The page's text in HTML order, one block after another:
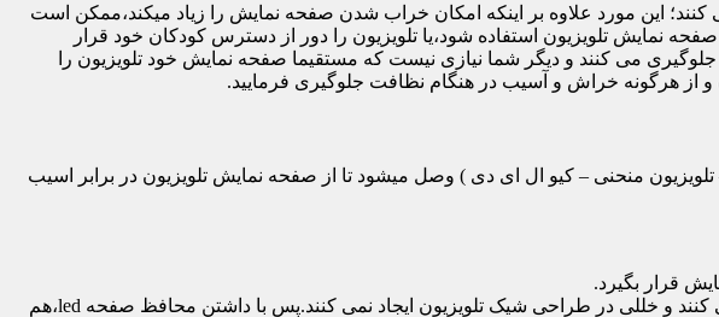
این مورد علاوه بر اینکه امکان خراب شدن صفحه نمایش را زیاد میکند،ممکن است
نمایش تلویزیون استفاده شود،یا تلویزیون را دور از دسترس کودکان خود قرار
می کنند و دیگر شما نیازی نیست که مستقیما صفحه نمایش خود تلویزیون را
و از هرگونه خراش و آسیب در هنگام نظافت جلوگیری فرمایید.
شفاف است که روی یک تلویزیون تخت (ال سی دی – ال ای دی – ۳ بعدی – کرو – تلویزیون منحنی – کیو ال ای دی ) وصل میشود تا از صفحه نمایش تلویزیون در برابر اسیب
قرار بگیرد.
محافظ ها با شفافیت بالایی که دارند،علاوه بر افزایش امنیت تلویزیون،کیفیت تصویر را نیز به نحو چشمگیری حفظ می کنند و خللی در طراحی شیک تلویزیون ایجاد نمی کنند.پس با داشتن محافظ صفحه led،هم